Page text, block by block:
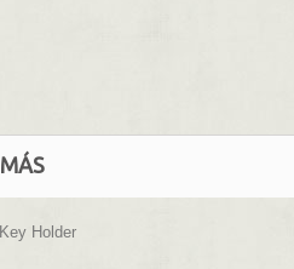
MÁS
Key Holder